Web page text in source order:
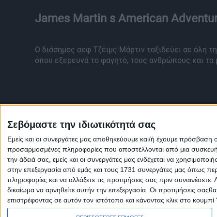
Σεβόμαστε την ιδιωτικότητά σας
Εμείς και οι συνεργάτες μας αποθηκεύουμε και/ή έχουμε
προσαρμοσμένες πληροφορίες που αποστέλλονται από μια συσκευή
την άδειά σας, εμείς και οι συνεργάτες μας ενδέχεται να
στην επεξεργασία από εμάς και τους 1731 συνεργάτες μας όπως
πληροφορίες και να αλλάξετε τις προτιμήσεις σας πριν συναινέσετε.
δικαίωμα να αρνηθείτε αυτήν την επεξεργασία. Οι προτιμήσεις
επιστρέφοντας σε αυτόν τον ιστότοπο και κάνοντας κλικ στο
James Martin s American
Ο διάσημος σεφ Τζέιμς Μάρτιν ταξιδεύει σε όλη
όπου εξερευνά το φαγητό, τους ανθρώπους και τα